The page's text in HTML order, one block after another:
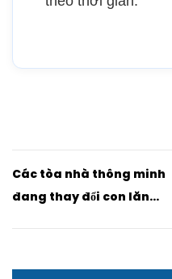
Các tòa nhà thông minh
đang thay đổi con lăn